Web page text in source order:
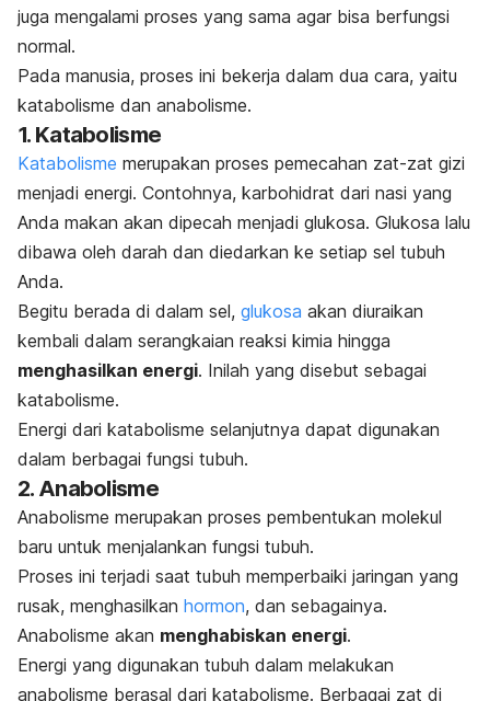
juga mengalami proses yang sama agar bisa berfungsi
normal.
Pada manusia, proses ini bekerja dalam dua cara, yaitu
katabolisme dan anabolisme.
1. Katabolisme
Katabolisme merupakan proses pemecahan zat-zat gizi
menjadi energi. Contohnya, karbohidrat dari nasi yang
Anda makan akan dipecah menjadi glukosa. Glukosa lalu
dibawa oleh darah dan diedarkan ke setiap sel tubuh
Anda.
Begitu berada di dalam sel, glukosa akan diuraikan
kembali dalam serangkaian reaksi kimia hingga
menghasilkan energi. Inilah yang disebut sebagai
katabolisme.
Energi dari katabolisme selanjutnya dapat digunakan
dalam berbagai fungsi tubuh.
2. Anabolisme
Anabolisme merupakan proses pembentukan molekul
baru untuk menjalankan fungsi tubuh.
Proses ini terjadi saat tubuh memperbaiki jaringan yang
rusak, menghasilkan hormon, dan sebagainya.
Anabolisme akan menghabiskan energi.
Energi yang digunakan tubuh dalam melakukan
anabolisme berasal dari katabolisme. Berbagai zat di